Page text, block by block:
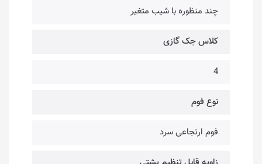
چند منظوره با شیب متغیر
کلاس جک گازی
4
نوع فوم
فوم ارتجاعی سرد